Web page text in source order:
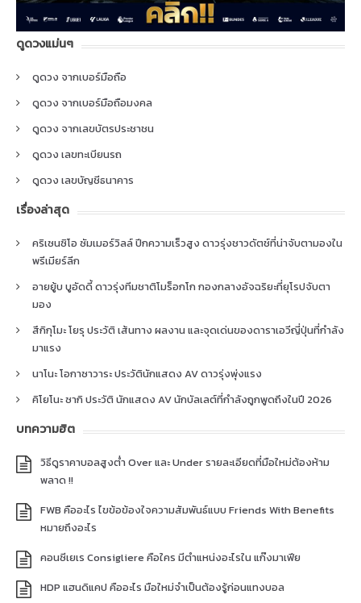
ดูดวงแม่นๆ
ดูดวง จากเบอร์มือถือ
ดูดวง จากเบอร์มือถือมงคล
ดูดวง จากเลขบัตรประชาชน
ดูดวง เลขทะเบียนรถ
ดูดวง เลขบัญชีธนาคาร
เรื่องล่าสุด
คริเซนซิโอ ซัมเมอร์วิลล์ ปีกความเร็วสูง ดาวรุ่งชาวดัตช์ที่น่าจับตามองใน
พรีเมียร์ลีก
อายยู้บ บูอัดดี้ ดาวรุ่งทีมชาติโมร็อกโก กองกลางอัจฉริยะที่ยุโรปจับตา
มอง
สึกิกุโมะ โยรุ ประวัติ เส้นทาง ผลงาน และจุดเด่นของดาราเอวีญี่ปุ่นที่กำลัง
มาแรง
นาโนะ โอกาซาวาระ ประวัตินักแสดง AV ดาวรุ่งพุ่งแรง
คิโยโนะ ซากิ ประวัติ นักแสดง AV นักบัลเลต์ที่กำลังถูกพูดถึงในปี 2026
บทความฮิต
วิธีดูราคาบอลสูงต่ำ Over และ Under รายละเอียดที่มือใหม่ต้องห้าม
พลาด !!
FWB คืออะไร ไขข้อข้องใจความสัมพันธ์แบบ Friends With Benefits
หมายถึงอะไร
คอนซีเยเร Consigliere คือใคร มีตำแหน่งอะไรใน แก๊งมาเฟีย
HDP แฮนดิแคป คืออะไร มือใหม่จำเป็นต้องรู้ก่อนแทงบอล